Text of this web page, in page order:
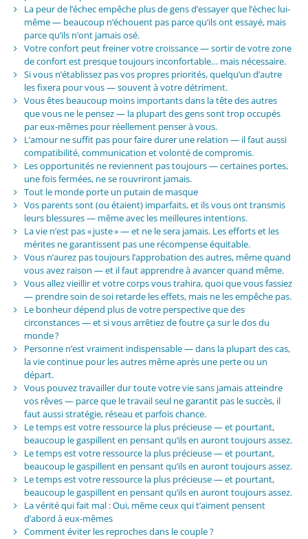
La peur de l’échec empêche plus de gens d’essayer que l’échec lui-
même — beaucoup n’échouent pas parce qu’ils ont essayé, mais
parce qu’ils n’ont jamais osé.
Votre confort peut freiner votre croissance — sortir de votre zone
de confort est presque toujours inconfortable… mais nécessaire.
Si vous n’établissez pas vos propres priorités, quelqu’un d’autre
les fixera pour vous — souvent à votre détriment.
Vous êtes beaucoup moins importants dans la tête des autres
que vous ne le pensez — la plupart des gens sont trop occupés
par eux-mêmes pour réellement penser à vous.
L’amour ne suffit pas pour faire durer une relation — il faut aussi
compatibilité, communication et volonté de compromis.
Les opportunités ne reviennent pas toujours — certaines portes,
une fois fermées, ne se rouvriront jamais.
Tout le monde porte un putain de masque
Vos parents sont (ou étaient) imparfaits, et ils vous ont transmis
leurs blessures — même avec les meilleures intentions.
La vie n’est pas « juste » — et ne le sera jamais. Les efforts et les
mérites ne garantissent pas une récompense équitable.
Vous n’aurez pas toujours l’approbation des autres, même quand
vous avez raison — et il faut apprendre à avancer quand même.
Vous allez vieillir et votre corps vous trahira, quoi que vous fassiez
— prendre soin de soi retarde les effets, mais ne les empêche pas.
Le bonheur dépend plus de votre perspective que des
circonstances — et si vous arrêtiez de foutre ça sur le dos du
monde ?
Personne n’est vraiment indispensable — dans la plupart des cas,
la vie continue pour les autres même après une perte ou un
départ.
Vous pouvez travailler dur toute votre vie sans jamais atteindre
vos rêves — parce que le travail seul ne garantit pas le succès, il
faut aussi stratégie, réseau et parfois chance.
Le temps est votre ressource la plus précieuse — et pourtant,
beaucoup le gaspillent en pensant qu’ils en auront toujours assez.
Le temps est votre ressource la plus précieuse — et pourtant,
beaucoup le gaspillent en pensant qu’ils en auront toujours assez.
Le temps est votre ressource la plus précieuse — et pourtant,
beaucoup le gaspillent en pensant qu’ils en auront toujours assez.
La vérité qui fait mal : Oui, même ceux qui t’aiment pensent
d’abord à eux-mêmes
Comment éviter les reproches dans le couple ?